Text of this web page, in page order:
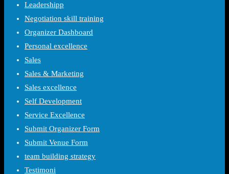
Leadershipp
Negotiation skill training
Organizer Dashboard
Personal excellence
Sales
Sales & Marketing
Sales excellence
Self Development
Service Excellence
Submit Organizer Form
Submit Venue Form
team building strategy
Testimoni